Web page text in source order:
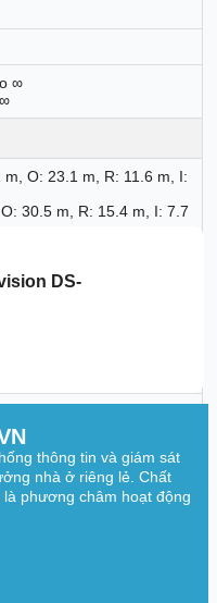
∞
m, O: 23.1 m, R: 11.6 m, I:
30.5 m, R: 15.4 m, I: 7.7
DS-
thông tin và giám sát
nhà ở riêng lẻ. Chất
phương châm hoạt động